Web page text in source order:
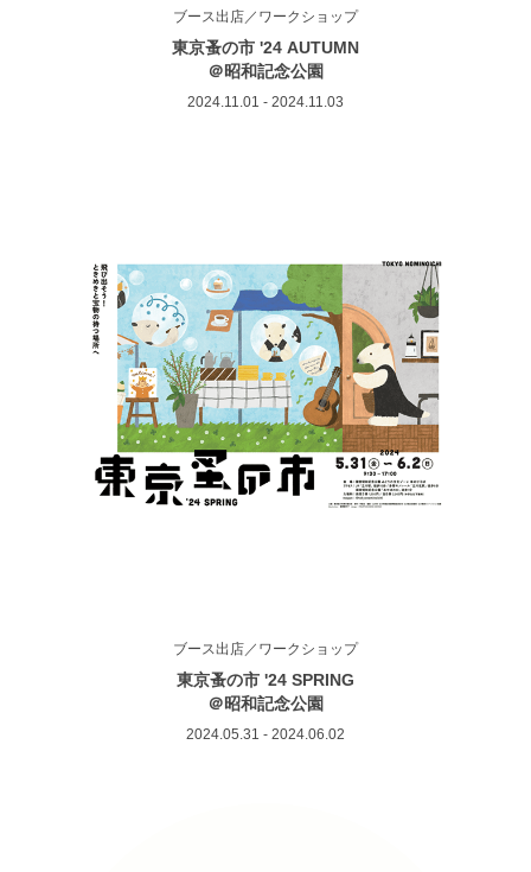
ブース出店／ワークショップ
東京蚤の市 '24 AUTUMN
＠昭和記念公園
2024.11.01 - 2024.11.03
ブース出店／ワークショップ
東京蚤の市 '24 SPRING
＠昭和記念公園
2024.05.31 - 2024.06.02